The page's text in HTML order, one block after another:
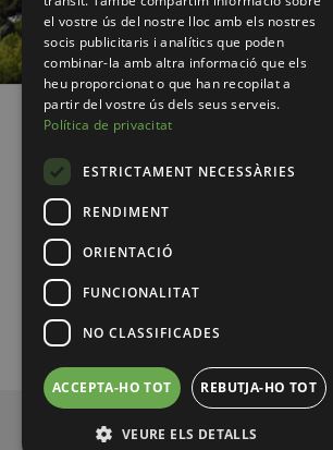
© 2026 Pirineus de Catalunya
el vostre ús del nostre lloc amb els nostres
socis publicitaris i analítics que poden
combinar-la amb altra informació que els
heu proporcionat o que han recopilat a
partir del vostre ús dels seus serveis.
Política de privacitat
ESTRICTAMENT NECESSÀRIES
RENDIMENT
ORIENTACIÓ
FUNCIONALITAT
NO CLASSIFICADES
ACCEPTA-HO TOT REBUTJA-HO TOT
VEURE ELS DETALLS